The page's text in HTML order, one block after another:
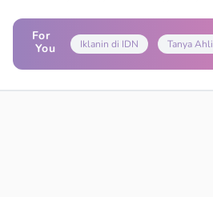
For
You
Iklanin di IDN Tanya Ahli